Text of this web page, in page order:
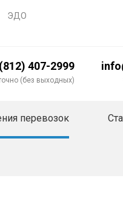
ЭДО
407-2999
(без выходных)
перевозок